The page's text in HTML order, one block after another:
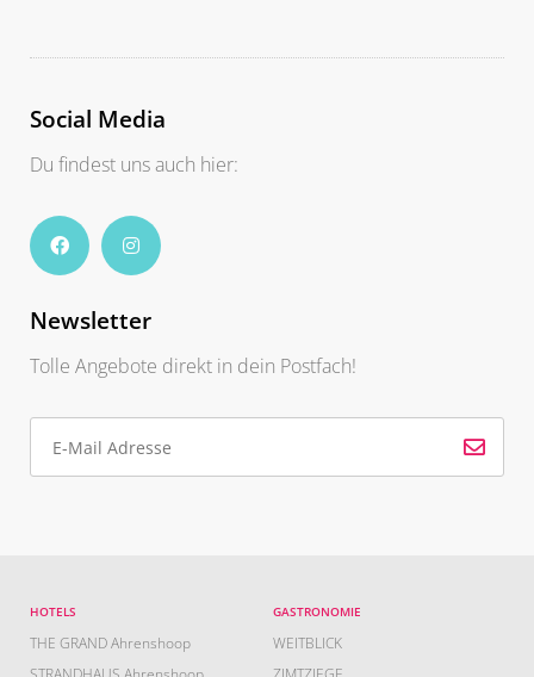
Social Media
Du findest uns auch hier:
Newsletter
Tolle Angebote direkt in dein Postfach!
HOTELS
THE GRAND Ahrenshoop
GASTRONOMIE
WEITBLICK